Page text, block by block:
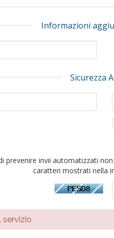
Informazioni
Sicurezza
prevenire invii automatizzati
caratteri mostrati nella